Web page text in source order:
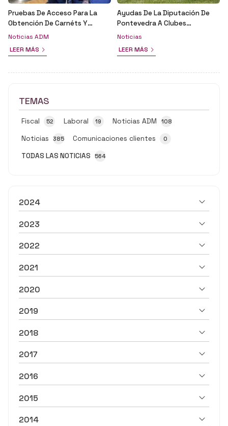
TEMAS
TODAS LAS NOTICIAS 564
Fiscal 52 Laboral 19 Noticias ADM 108
Noticias 385 Comunicaciones clientes 0
Pruebas De Acceso Para La
Obtención De Carnéts Y
Habilitaciones Profesionales
Noticias ADM
LEER MÁS
Ayudas De La Diputación De
Pontevedra A Clubes
Deportivos Federados
Noticias
LEER MÁS
2024
2023
2022
2021
2020
2019
2018
2017
2016
2015
2014